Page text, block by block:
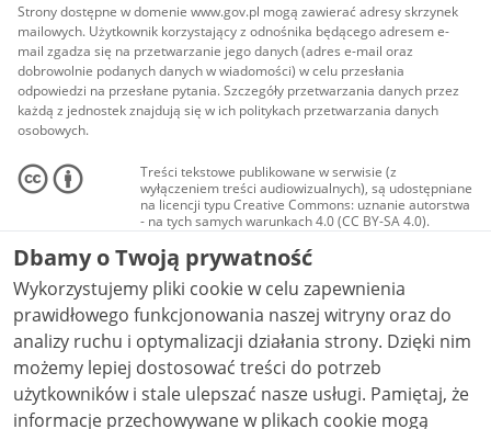
Strony dostępne w domenie www.gov.pl mogą zawierać adresy skrzynek
mailowych. Użytkownik korzystający z odnośnika będącego adresem e-
mail zgadza się na przetwarzanie jego danych (adres e-mail oraz
dobrowolnie podanych danych w wiadomości) w celu przesłania
odpowiedzi na przesłane pytania. Szczegóły przetwarzania danych przez
każdą z jednostek znajdują się w ich politykach przetwarzania danych
osobowych.
Treści tekstowe publikowane w serwisie (z
wyłączeniem treści audiowizualnych), są udostępniane
na licencji typu Creative Commons: uznanie autorstwa
- na tych samych warunkach 4.0 (CC BY-SA 4.0).
Materiały audiowizualne, w tym zdjęcia, materiały
audio i wideo, są udostępniane na licencji typu
Creative Commons: uznanie autorstwa użycie
niekomercyjne - bez utworów zależnych 4.0 (CC BY-
NC-ND 4.0), o ile nie jest to stwierdzone inaczej.
Dbamy o Twoją prywatność
Wykorzystujemy pliki cookie w celu zapewnienia
prawidłowego funkcjonowania naszej witryny oraz do
analizy ruchu i optymalizacji działania strony. Dzięki nim
możemy lepiej dostosować treści do potrzeb
użytkowników i stale ulepszać nasze usługi. Pamiętaj, że
informacje przechowywane w plikach cookie mogą